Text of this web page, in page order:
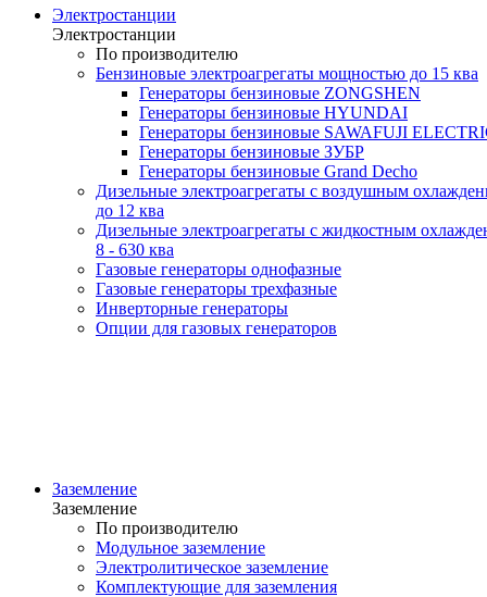
Электростанции
Электростанции
По производителю
Бензиновые электроагрегаты мощностью до 15 ква
Генераторы бензиновые ZONGSHEN
Генераторы бензиновые HYUNDAI
Генераторы бензиновые SAWAFUJI
Генераторы бензиновые ЗУБР
Генераторы бензиновые Grand Decho
Дизельные электроагрегаты с воздушным
до 12 ква
Дизельные электроагрегаты с жидкостным
8 - 630 ква
Газовые генераторы однофазные
Газовые генераторы трехфазные
Инверторные генераторы
Опции для газовых генераторов
Заземление
Заземление
По производителю
Модульное заземление
Электролитическое заземление
Комплектующие для заземления